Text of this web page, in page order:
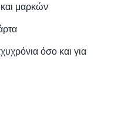
μαρκών
όσο και για